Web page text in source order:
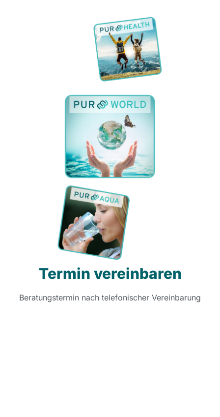
Termin vereinbaren
Beratungstermin nach telefonischer Vereinbarung